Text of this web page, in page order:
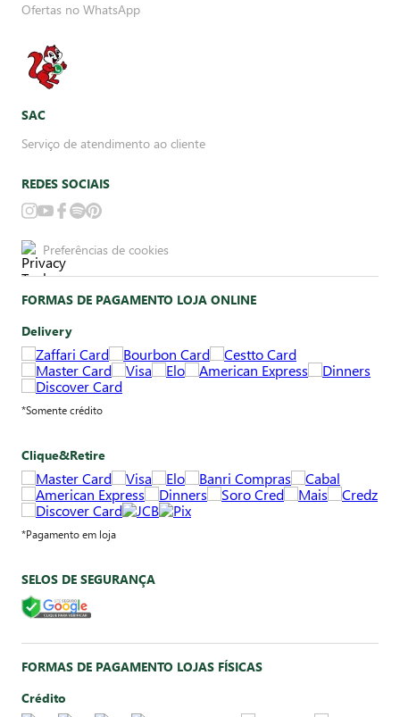
Ofertas no WhatsApp
SAC
Serviço de atendimento ao cliente
REDES SOCIAIS
Preferências de cookies
FORMAS DE PAGAMENTO LOJA ONLINE
Delivery
*Somente crédito
Clique&Retire
*Pagamento em loja
SELOS DE SEGURANÇA
FORMAS DE PAGAMENTO LOJAS FÍSICAS
Crédito